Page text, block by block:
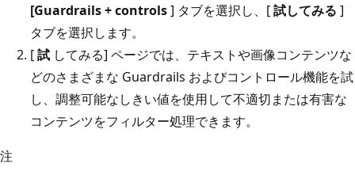
[Guardrails + controls] タブを選択し、[試してみる ]
タブを選択します。
[試 してみる] ページでは、テキストや画像コンテンツな
どのさまざまな Guardrails およびコントロール機能を試
し、調整可能なしきい値を使用して不適切または有害な
コンテンツをフィルター処理できます。
注